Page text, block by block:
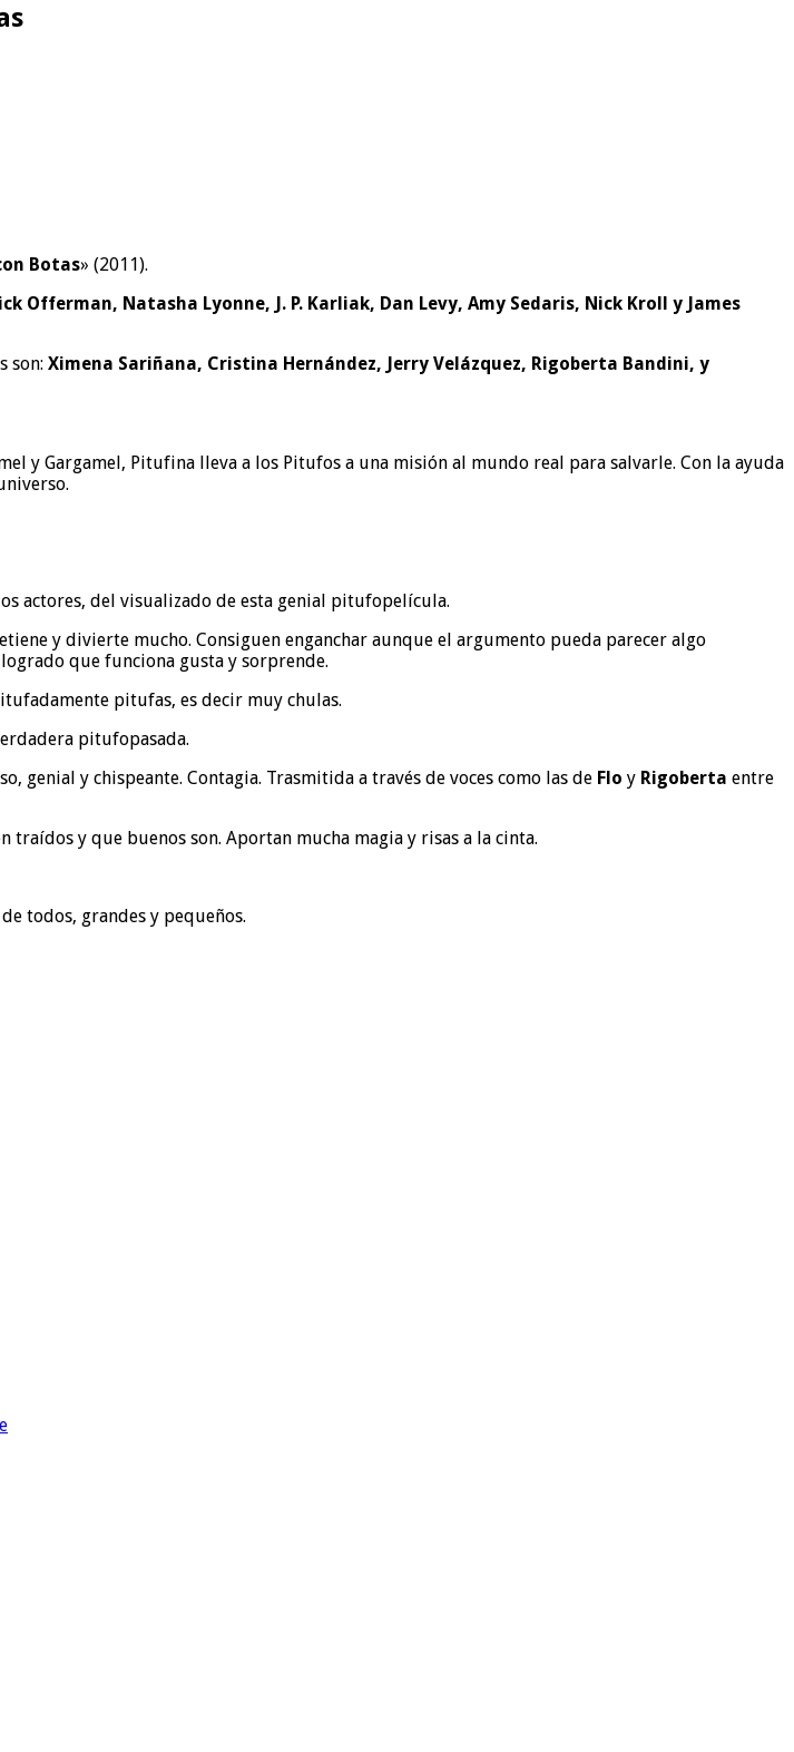
Botas» (2011).
Offerman, Natasha Lyonne, J. P. Karliak, Dan Levy, Amy Sedaris, Nick Kroll y James
son: Ximena Sariñana, Cristina Hernández, Jerry Velázquez, Rigoberta Bandini, y
y Gargamel, Pitufina lleva a los Pitufos a una misión al mundo real para salvarle. Con la ayuda
actores, del visualizado de esta genial pitufopelícula.
y divierte mucho. Consiguen enganchar aunque el argumento pueda parecer algo
que funciona gusta y sorprende.
pitufas, es decir muy chulas.
pitufopasada.
y chispeante. Contagia. Trasmitida a través de voces como las de Flo y Rigoberta entre
y que buenos son. Aportan mucha magia y risas a la cinta.
todos, grandes y pequeños.